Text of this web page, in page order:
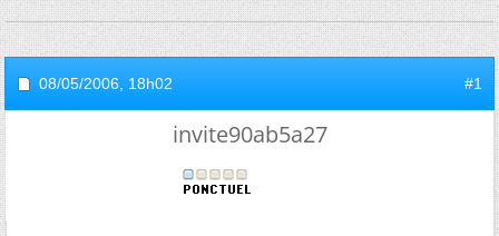
08/05/2006, 18h02 #1
invite90ab5a27